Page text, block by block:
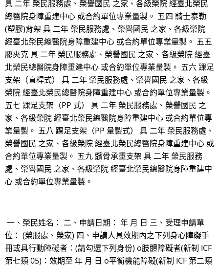
具 二年 榮民服務處、榮譽國民 之家、各級榮院 經臺北榮民
總醫院身障重建中心 或合約單位專業量製。 五四 騎士泰勒
(塑膠)背架 具 二年 榮民服務處、榮譽國民 之家、各級榮院
經臺北榮民總醫院身障重建中心 或合約單位專業量製。 五五
膠夾克 具 二年 榮民服務處、榮譽國民 之家、各級榮院 經臺
北榮民總醫院身障重建中心 或合約單位專業量製。 五六 踝足
支架（直桿式） 具 二年 榮民服務處、榮譽國民 之家、各級
榮院 經臺北榮民總醫院身障重建中心 或合約單位專業量製。
五七 踝足支架（PP 式） 具 二年 榮民服務處、榮譽國民 之
家、各級榮院 經臺北榮民總醫院身障重建中心 或合約單位專
業量製。 五八 踝足支架（PP 量製式） 具 二年 榮民服務處、
榮譽國民 之家、各級榮院 經臺北榮民總醫院身障重建中心 或
合約單位專業量製。 五九 髕骨承重支架 具 二年 榮民服務
處、榮譽國民 之家、各級榮院 經臺北榮民總醫院身障重建中
心 或合約單位專業量製。
一、榮民姓名： 二、申請日期： 年 月 日 三、受理申請單
位： (榮服處、榮家) 四、申請人具效期內之下列身心障礙手
冊或具行動障礙者：(請勾選下列身份) o肢體障礙者(新制 ICF
第七類 05)：效期至 年 月 日 o平衡機能障礙(新制 ICF 第二類